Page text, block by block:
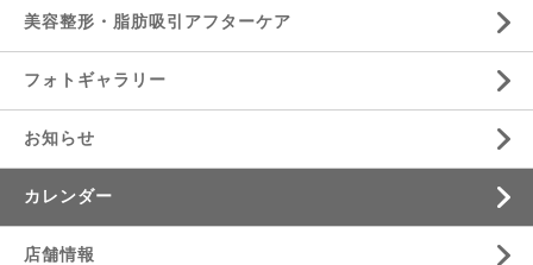
美容整形・脂肪吸引アフターケア
フォトギャラリー
お知らせ
カレンダー
店舗情報